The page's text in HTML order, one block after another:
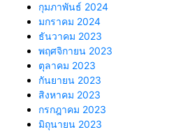
กุมภาพันธ์ 2024
มกราคม 2024
ธันวาคม 2023
พฤศจิกายน 2023
ตุลาคม 2023
กันยายน 2023
สิงหาคม 2023
กรกฎาคม 2023
มิถุนายน 2023